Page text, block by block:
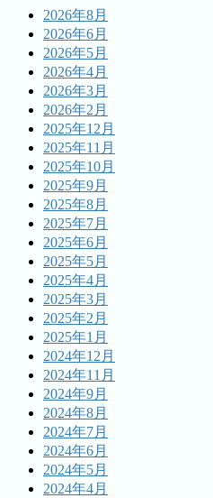
2026年8月
2026年6月
2026年5月
2026年4月
2026年3月
2026年2月
2025年12月
2025年11月
2025年10月
2025年9月
2025年8月
2025年7月
2025年6月
2025年5月
2025年4月
2025年3月
2025年2月
2025年1月
2024年12月
2024年11月
2024年9月
2024年8月
2024年7月
2024年6月
2024年5月
2024年4月